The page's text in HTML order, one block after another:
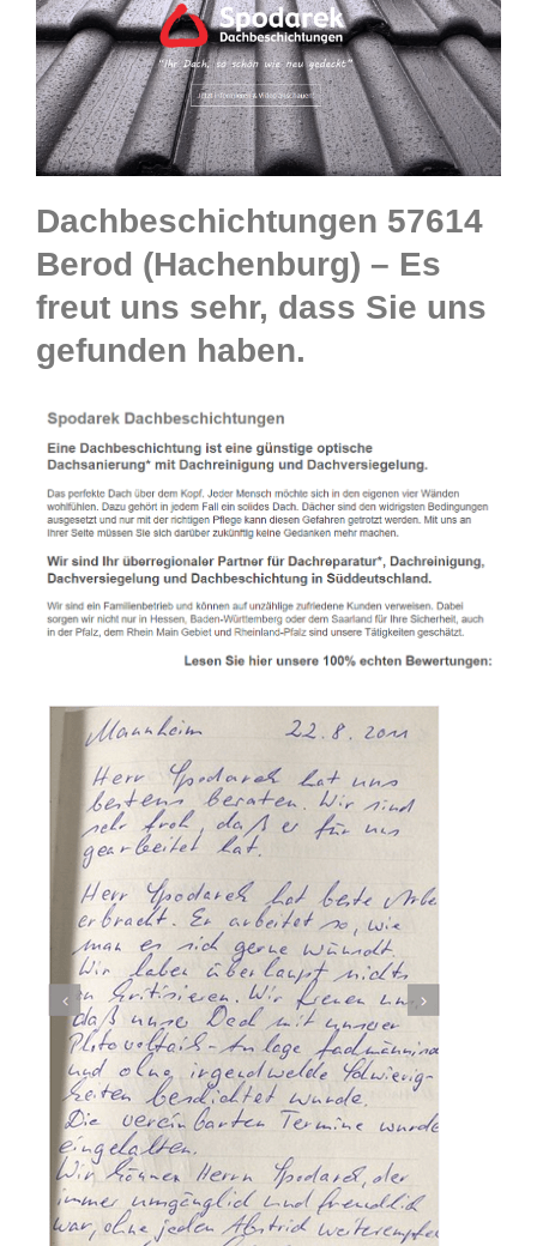
Dachbeschichtungen 57614
Berod (Hachenburg) – Es
freut uns sehr, dass Sie uns
gefunden haben.